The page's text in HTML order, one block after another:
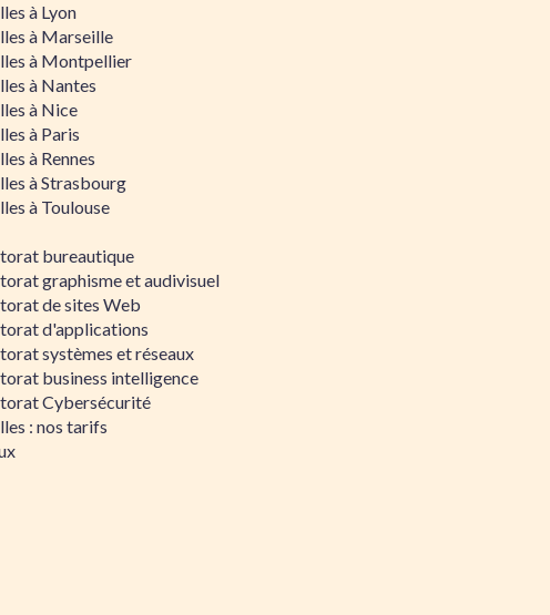
à Lyon
à Marseille
à Montpellier
à Nantes
à Nice
à Paris
à Rennes
à Strasbourg
à Toulouse
bureautique
graphisme et audivisuel
de sites Web
d'applications
systèmes et réseaux
business intelligence
Cybersécurité
: nos tarifs